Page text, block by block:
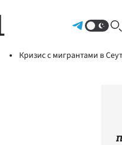
Кризис с мигрантами в